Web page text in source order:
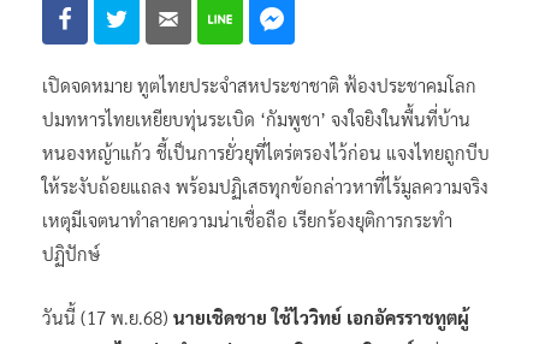
เปิดจดหมาย ทูตไทยประจำสหประชาชาติ ฟ้องประชาคมโลก
ปมทหารไทยเหยียบทุ่นระเบิด ‘กัมพูชา’ จงใจยิงในพื้นที่บ้าน
หนองหญ้าแก้ว ชี้เป็นการยั่วยุที่ไตร่ตรองไว้ก่อน แจงไทยถูกบีบ
ให้ระงับถ้อยแถลง พร้อมปฏิเสธทุกข้อกล่าวหาที่ไร้มูลความจริง
เหตุมีเจตนาทำลายความน่าเชื่อถือ เรียกร้องยุติการกระทำ
ปฏิปักษ์
วันนี้ (17 พ.ย.68) นายเชิดชาย ใช้ไววิทย์ เอกอัครราชทูตผู้